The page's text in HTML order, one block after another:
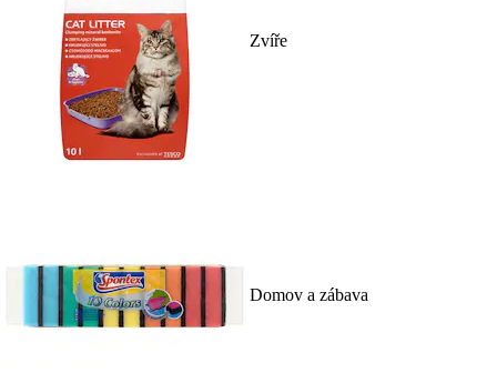
Zvíře
Domov a zábava